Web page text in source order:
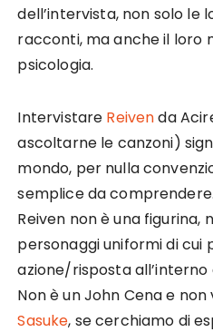
dell’intervista, non solo le
racconti, ma anche il loro
psicologia.
Intervistare Reivenda
ascoltarne le canzoni)
mondo, per nulla
semplice da
Reiven non è una figurina,
personaggi uniformi di cui
azione/risposta
Non è un John Cena e
Sasuke, se cerchiamo di